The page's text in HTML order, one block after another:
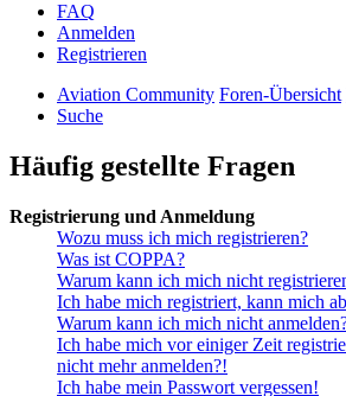
FAQ
Anmelden
Registrieren
Aviation Community Foren-Übersicht
Suche
Häufig gestellte Fragen
Registrierung und Anmeldung
Wozu muss ich mich registrieren?
Was ist COPPA?
Warum kann ich mich nicht
Ich habe mich registriert, kann mich
Warum kann ich mich nicht
Ich habe mich vor einiger Zeit
nicht mehr anmelden?!
Ich habe mein Passwort vergessen!